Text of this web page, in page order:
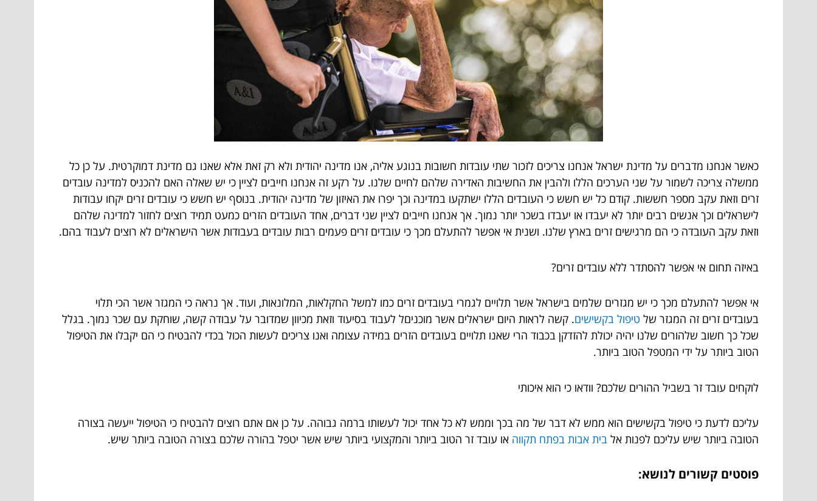
כאשר אנחנו מדברים על מדינת ישראל אנחנו צריכים לזכור שתי עובדות חשובות בנוגע אליה, אנו מדינה יהודית ולא רק זאת אלא שאנו גם מדינת דמוקרטית. על כן כל
ממשלה צריכה לשמור על שני הערכים הללו ולהבין את החשיבות האדירה שלהם לחיים שלנו. על רקע זה אנחנו חייבים לציין כי יש שאלה האם להכניס למדינה עובדים
זרים וזאת עקב מספר חששות. קודם כל יש חשש כי העובדים הללו ישתקעו במדינה וכך יפרו את האיזון של מדינה יהודית. בנוסף יש חשש כי עובדים זרים יקחו עבודות
לישראלים וכך אנשים רבים יותר לא יעבדו או יעבדו בשכר יותר נמוך. אך אנחנו חייבים לציין שני דברים, אחד העובדים הזרים כמעט תמיד רוצים לחזור למדינה שלהם
וזאת עקב העובדה כי הם מרגישים זרים בארץ שלנו. ושנית אי אפשר להתעלם מכך כי עובדים זרים פעמים רבות עובדים בעבודות אשר הישראלים לא רוצים לעבוד בהם.
באיזה תחום אי אפשר להסתדר ללא עובדים זרים?
אי אפשר להתעלם מכך כי יש מגזרים שלמים בישראל אשר תלויים לגמרי בעובדים זרים כמו למשל החקלאות, המלונאות, ועוד. אך נראה כי המגזר אשר הכי תלוי
בעובדים זרים זה המגזר של טיפול בקשישים. קשה לראות היום ישראלים אשר מוכניםל לעבוד בסיעוד וזאת מכיוון שמדובר על עבודה קשה, שוחקת עם שכר נמוך. בגלל
שכל כך חשוב שלהורים שלנו יהיה יכולת להזדקן בכבוד הרי שאנו תלויים בעובדים הזרים במידה עצומה ואנו צריכים לעשות הכול בכדי להבטיח כי הם יקבלו את הטיפול
הטוב ביותר על ידי המטפל הטוב ביותר.
לוקחים עובד זר בשביל ההורים שלכם? וודאו כי הוא איכותי
עליכם לדעת כי טיפול בקשישים הוא ממש לא דבר של מה בכך וממש לא כל אחד יכול לעשותו ברמה גבוהה. על כן אם אתם רוצים להבטיח כי הטיפול ייעשה בצורה
הטובה ביותר שיש עליכם לפנות אל בית אבות בפתח תקווה או עובד זר הטוב ביותר והמקצועי ביותר שיש אשר יטפל בהורה שלכם בצורה הטובה ביותר שיש.
פוסטים קשורים לנושא: